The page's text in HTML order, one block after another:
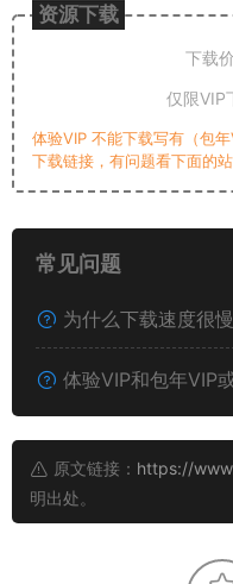
资源下载
下载
仅限VIP
体验VIP 不能下载写有（包
下载链接，有问题看下面的站
常见问题
为什么下载速度很
体验VIP和包年VIP
原文链接： https://
明出处。